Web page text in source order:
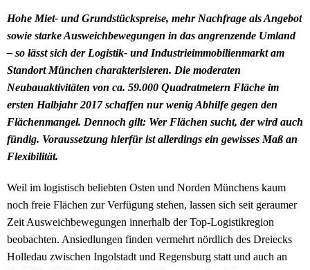
Hohe Miet- und Grundstückspreise, mehr Nachfrage als Angebot
sowie starke Ausweichbewegungen in das angrenzende Umland
– so lässt sich der Logistik- und Industrieimmobilienmarkt am
Standort München charakterisieren. Die moderaten
Neubauaktivitäten von ca. 59.000 Quadratmetern Fläche im
ersten Halbjahr 2017 schaffen nur wenig Abhilfe gegen den
Flächenmangel. Dennoch gilt: Wer Flächen sucht, der wird auch
fündig. Voraussetzung hierfür ist allerdings ein gewisses Maß an
Flexibilität.
Weil im logistisch beliebten Osten und Norden Münchens kaum
noch freie Flächen zur Verfügung stehen, lassen sich seit geraumer
Zeit Ausweichbewegungen innerhalb der Top-Logistikregion
beobachten. Ansiedlungen finden vermehrt nördlich des Dreiecks
Holledau zwischen Ingolstadt und Regensburg statt und auch an